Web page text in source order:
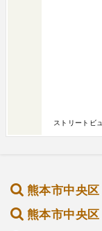
ストリートビ
熊本市中央
熊本市中央